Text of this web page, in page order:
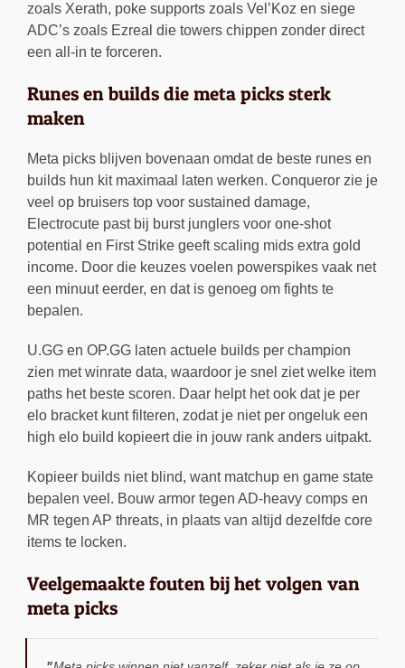
zoals Xerath, poke supports zoals Vel’Koz en siege
ADC’s zoals Ezreal die towers chippen zonder direct
een all-in te forceren.
Runes en builds die meta picks sterk
maken
Meta picks blijven bovenaan omdat de beste runes en
builds hun kit maximaal laten werken. Conqueror zie je
veel op bruisers top voor sustained damage,
Electrocute past bij burst junglers voor one-shot
potential en First Strike geeft scaling mids extra gold
income. Door die keuzes voelen powerspikes vaak net
een minuut eerder, en dat is genoeg om fights te
bepalen.
U.GG en OP.GG laten actuele builds per champion
zien met winrate data, waardoor je snel ziet welke item
paths het beste scoren. Daar helpt het ook dat je per
elo bracket kunt filteren, zodat je niet per ongeluk een
high elo build kopieert die in jouw rank anders uitpakt.
Kopieer builds niet blind, want matchup en game state
bepalen veel. Bouw armor tegen AD-heavy comps en
MR tegen AP threats, in plaats van altijd dezelfde core
items te locken.
Veelgemaakte fouten bij het volgen van
meta picks